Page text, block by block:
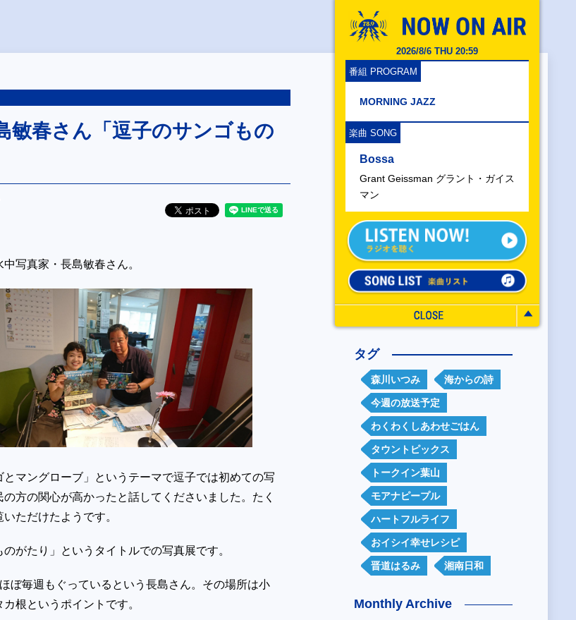
2026/8/6 THU 20:59
番組 PROGRAM
MORNING JAZZ
楽曲 SONG
Bossa
Grant Geissman グラント・ガイス
マン
敏春さん「逗子のサンゴもの
写真家・長島敏春さん。
マングローブ」というテーマで逗子では初めての写
方の関心が高かったと話してくださいました。たく
ただけたようです。
がたり」というタイトルでの写真展です。
ぼ毎週もぐっているという長島さん。その場所は小
根というポイントです。
タグ
森川いつみ 海からの詩
今週の放送予定
わくわくしあわせごはん
タウントピックス
トークイン葉山
モアナピープル
ハートフルライフ
おイシイ幸せレシピ
晋道はるみ 湘南日和
Monthly Archive